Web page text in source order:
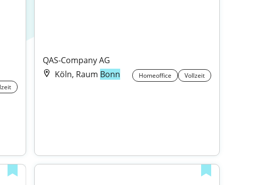
QAS-Company AG
Köln, Raum Bonn Homeoffice Vollzeit